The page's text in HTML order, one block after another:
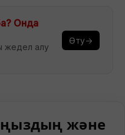
Онда
жедел алу
Өту→
және